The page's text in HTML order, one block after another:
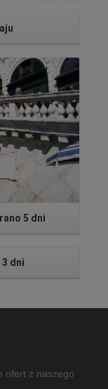
5 dni
dni
ofert z naszego